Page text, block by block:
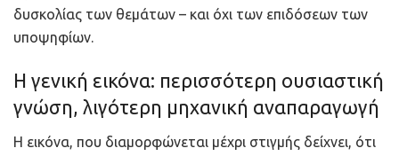
δυσκολίας των θεμάτων – και όχι των επιδόσεων των
υποψηφίων.
Η γενική εικόνα: περισσότερη ουσιαστική
γνώση, λιγότερη μηχανική αναπαραγωγή
Η εικόνα, που διαμορφώνεται μέχρι στιγμής δείχνει, ότι